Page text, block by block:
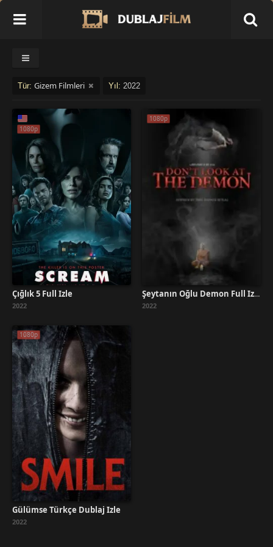
Tür: Gizem Filmleri Yıl: 2022
1080p
Çığlık 5 Full İzle
2022
1080p
Şeytanın Oğlu Demon Full İzle
2022
1080p
Gülümse Türkçe Dublaj İzle
2022